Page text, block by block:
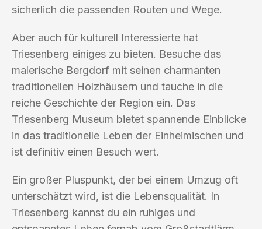
sicherlich die passenden Routen und Wege.
Aber auch für kulturell Interessierte hat
Triesenberg einiges zu bieten. Besuche das
malerische Bergdorf mit seinen charmanten
traditionellen Holzhäusern und tauche in die
reiche Geschichte der Region ein. Das
Triesenberg Museum bietet spannende Einblicke
in das traditionelle Leben der Einheimischen und
ist definitiv einen Besuch wert.
Ein großer Pluspunkt, der bei einem Umzug oft
unterschätzt wird, ist die Lebensqualität. In
Triesenberg kannst du ein ruhiges und